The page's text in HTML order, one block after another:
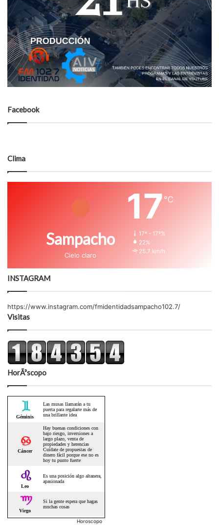
Facebook
Clima
Sampacho
Cielo claro
17 ℃
17º - 17º%
22%
25.7 km/h
INSTAGRAM
https://www.instagram.com/fmidentidadsampacho102.7/
Visitas
HorÃ³scopo
Horoscopo